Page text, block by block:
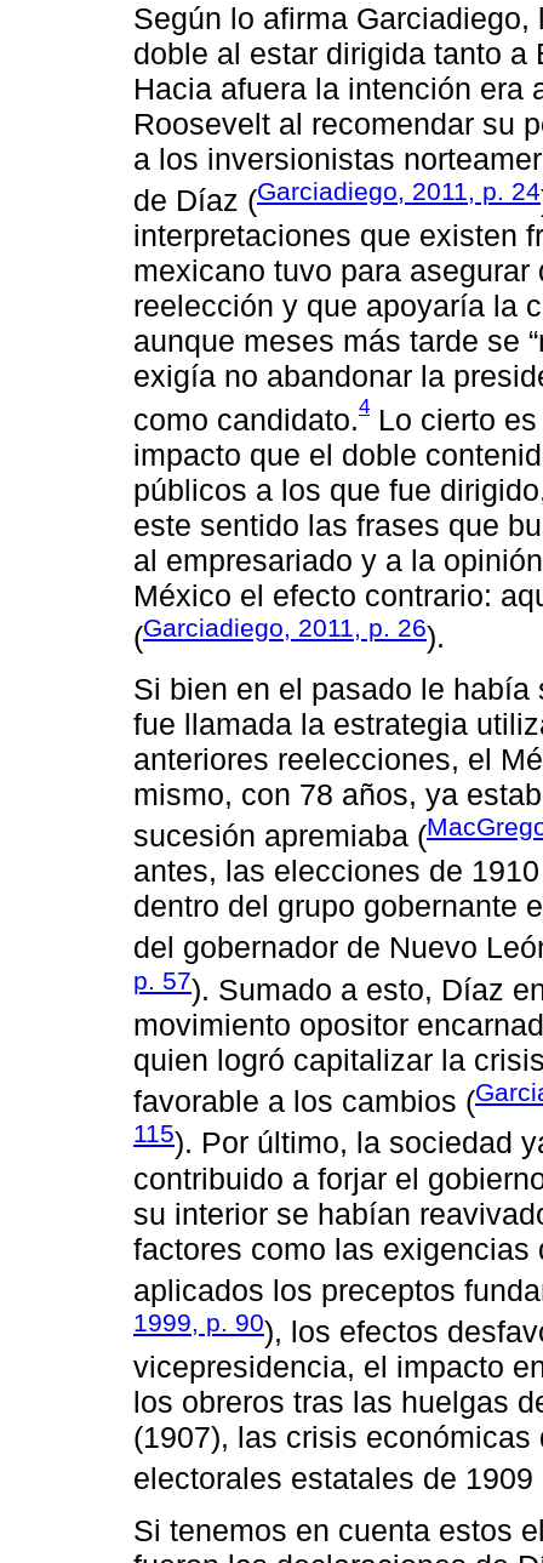
Según lo afirma
doble al estar dirigida tanto
Hacia afuera la intención era
Roosevelt al recomendar su
a los inversionistas
de Díaz (Garciadiego, 2011, p. 24
interpretaciones que existen
mexicano tuvo para
reelección y que apoyaría la
aunque meses más tarde se
exigía no abandonar la
como candidato.4 Lo cierto
impacto que el doble
públicos a los que fue
este sentido las frases que
al empresariado y a la
México el efecto contrario:
(Garciadiego, 2011, p. 26).
Si bien en el pasado le había
fue llamada la estrategia
anteriores reelecciones, el
mismo, con 78 años, ya
sucesión apremiaba (
antes, las elecciones de
dentro del grupo gobernante
del gobernador de Nuevo
p. 57). Sumado a esto, Díaz
movimiento opositor
quien logró capitalizar la
favorable a los cambios (
115). Por último, la sociedad
contribuido a forjar el
su interior se habían
factores como las
aplicados los preceptos
1999, p. 90), los efectos
vicepresidencia, el impacto
los obreros tras las huelgas
(1907), las crisis
electorales estatales de 1909
Si tenemos en cuenta estos